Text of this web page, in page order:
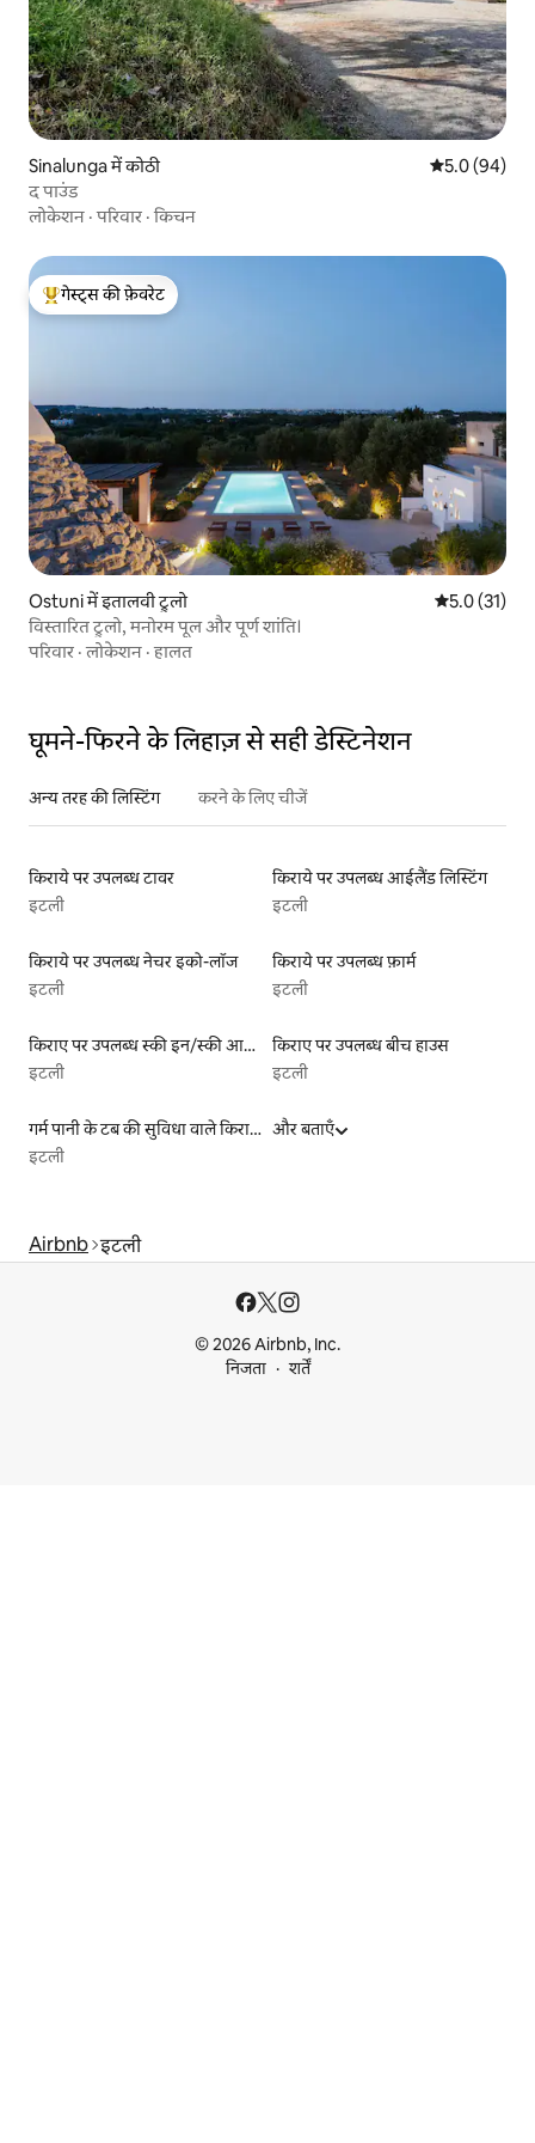
Sinalunga में कोठी औसत रेटिंग 5 में
5.0 (94)
द पाउंड
लोकेशन ·परिवार ·किचन
गेस्ट्स का टॉप फ़ेवरेट
गेस्ट्स की फ़ेवरेट
Ostuni में इतालवी ट्रुलो औसत रेटिंग 5
5.0 (31)
विस्तारित ट्रुलो, मनोरम पूल और पूर्ण शांति।
परिवार ·लोकेशन ·हालत
घूमने-फिरने के लिहाज़ से सही डेस्टिनेशन
अन्य तरह की लिस्टिंग करने के लिए चीजें
किराये पर उपलब्ध टावर
इटली
किराये पर उपलब्ध आईलैंड लिस्टिंग
इटली
किराये पर उपलब्ध नेचर इको-लॉज
इटली
किराये पर उपलब्ध फ़ार्म
इटली
किराए पर उपलब्ध स्की इन/स्की आउट लिस्टिंग
इटली
किराए पर उपलब्ध बीच हाउस
इटली
गर्म पानी के टब की सुविधा वाले किराये पर उपलब्ध यर्ट टेंट
इटली
और बताएँ
Airbnb इटली
© 2026 Airbnb, Inc.
निजता
शर्तें